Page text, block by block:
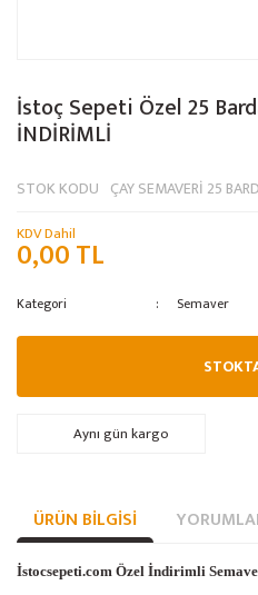
İstoç Sepeti Özel 25
İNDİRİMLİ
STOK KODU ÇAY SEMAVERİ 25
KDV Dahil
0,00 TL
Kategori Semaver
Aynı gün kargo
ÜRÜN BILGISI
İstocsepeti.com Özel İndirimli